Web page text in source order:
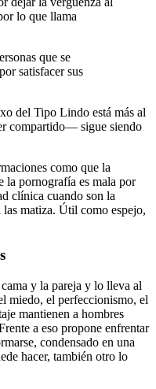
lo que llama
que se
satisfacer sus
del Tipo Lindo está más al
compartido— sigue siendo
como que la
la pornografía es mala por
clínica cuando son la
matiza. Útil como espejo,
y la pareja y lo lleva al
miedo, el perfeccionismo, el
mantienen a hombres
a eso propone enfrentar
condensado en una
hacer, también otro lo